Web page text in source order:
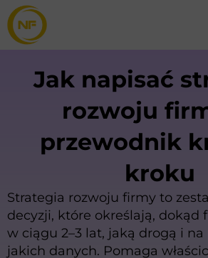
Jak napisać
rozwoju
przewodnik
kroku
Strategia rozwoju firmy to
decyzji, które określają, dokąd
w ciągu 2–3 lat, jaką drogą i
jakich danych. Pomaga